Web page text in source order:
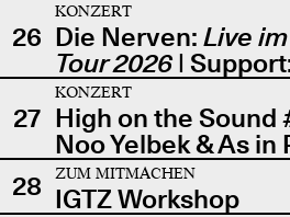
26
KONZERT
Die Nerven: Live
Tour 2026|
27
KONZERT
High on the Sound
Noo Yelbek & As in
28
ZUM MITMACHEN
IGTZ Workshop